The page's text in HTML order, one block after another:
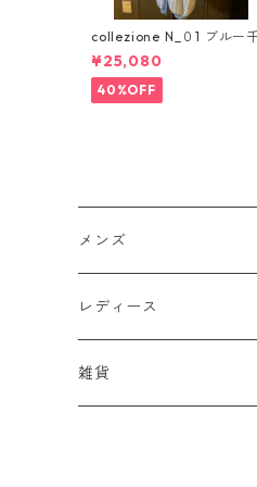
collezione N_０1 ブルー千
鳥格子ニットカーディガ
ン イタリー製
¥25,080
40%OFF
メンズ
アウター
トップス
レディース
アウター
雑貨